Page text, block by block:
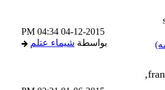
04-12-2015
04:34 PM
بواسطةشيماء عتلم